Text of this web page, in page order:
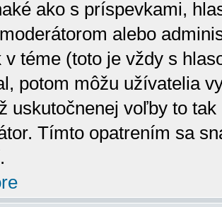
ako s príspevkami,
alebo
v téme (toto je vždy s
potom môžu užívatelia
uskutočnenej voľby to
Tímto opatrením sa